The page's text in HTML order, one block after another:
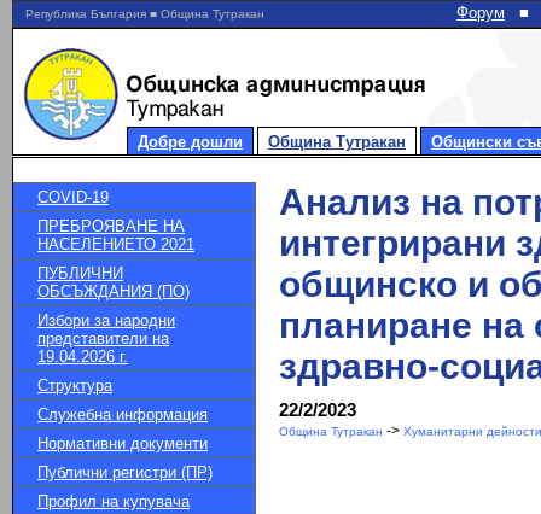
Република България ■ Община Тутракан Форум ■
Добре дошли Община Тутракан Общински
COVID-19
ПРЕБРОЯВАНЕ НА
НАСЕЛЕНИЕТО 2021
ПУБЛИЧНИ
ОБСЪЖДАНИЯ (ПО)
Избори за народни
представители на
19.04.2026 г.
Структура
Служебна информация
Нормативни документи
Публични регистри (ПР)
Профил на купувача
Анализ на
интегрирани
общинско и
планиране на
здравно-
22/2/2023
Община Тутракан -> Хуманитарни